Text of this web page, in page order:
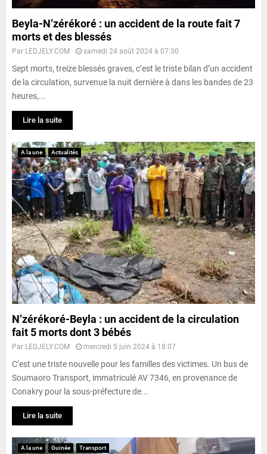
Beyla-N’zérékoré : un accident de la route fait 7
morts et des blessés
Par LEDJELY.COM samedi 24 août 2024 à 07:30
Sept morts, treize blessés graves, c’est le triste bilan d’un accident
de la circulation, survenue la nuit dernière à dans les bandes de 23
heures,...
Lire la suite
A la une Actualités
N’zérékoré-Beyla : un accident de la circulation
fait 5 morts dont 3 bébés
Par LEDJELY.COM mercredi 5 juin 2024 à 18:07
C’est une triste nouvelle pour les familles des victimes. Un bus de
Soumaoro Transport, immatriculé AV 7346, en provenance de
Conakry pour la sous-préfecture de...
Lire la suite
A la une Guinée Transport